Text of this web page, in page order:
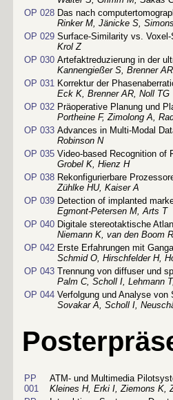
OP 028 Das nach
Rinker M, Jänicke S,
OP 029 Surface-Similarity vs.
Krol Z
OP 030 Artefaktreduzierung in der
Kannengießer S, Brenner
OP 031 Korrektur der
Eck K, Brenner AR, Noll TG
OP 032 Präoperative Planung und
Portheine F, Zimolong A,
OP 033 Advances in Multi-Modal
Robinson N
OP 035 Video-based Recognition of
Grobel K, Hienz H
OP 038 Rekonfigurierbare
Zühlke HU, Kaiser A
OP 039 Detection of implanted
Egmont-Petersen M, Arts T
OP 040 Digitale stereotaktische
Niemann K, van den Boom
OP 042 Erste Erfahrungen mit
Schmid O, Hirschfelder H,
OP 043 Trennung von diffuser und
Palm C, Scholl I, Lehmann
OP 044 Verfolgung und Analyse
Sovakar A, Scholl I,
PP
001
ATM- und Multimedia
Kleines H, Erki I, Ziemons K,